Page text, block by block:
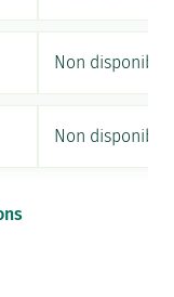
Non disponible
Non disponible